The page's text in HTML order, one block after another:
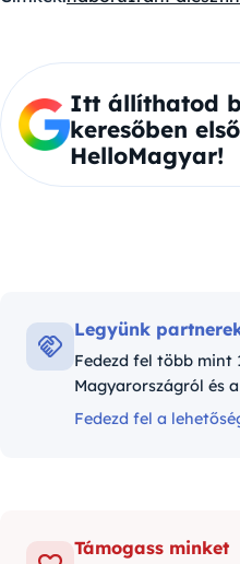
Itt állíthatod
keresőben
HelloMagyar!
Legyünk
Fedezd fel több mint
Magyarországról és
Fedezd fel a
Támogass minket